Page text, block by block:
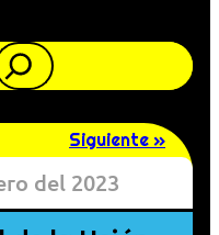
Siguiente »
del 2023